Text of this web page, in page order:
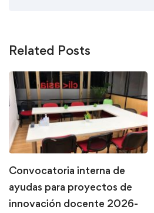
Related Posts
Convocatoria interna de
ayudas para proyectos de
innovación docente 2026-